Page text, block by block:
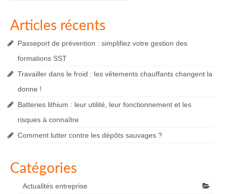
Articles récents
Passeport de prévention : simplifiez votre gestion des
formations SST
Travailler dans le froid : les vêtements chauffants changent la
donne !
Batteries lithium : leur utilité, leur fonctionnement et les
risques à connaître
Comment lutter contre les dépôts sauvages ?
Catégories
Actualités entreprise